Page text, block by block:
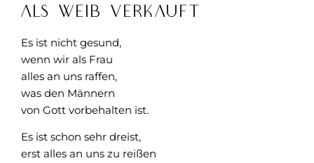
als Weib verkauft
Es ist nicht gesund,
wenn wir als Frau
alles an uns raffen,
was den Männern
von Gott vorbehalten ist.
Es ist schon sehr dreist,
erst alles an uns zu reißen